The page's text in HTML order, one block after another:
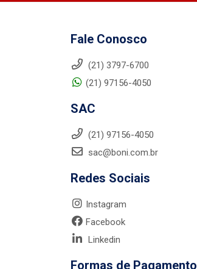
Fale Conosco
(21) 3797-6700
(21) 97156-4050
SAC
(21) 97156-4050
sac@boni.com.br
Redes Sociais
Instagram
Facebook
Linkedin
Formas de Pagamento